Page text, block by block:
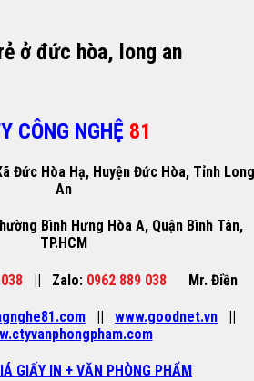
ở đức hòa, long an
CÔNG NGHỆ 81
Đức Hòa Hạ, Huyện Đức Hòa, Tỉnh Long
An
Bình Hưng Hòa A, Quận Bình Tân,
TP.HCM
|| Zalo: 0962 889 038 Mr. Điền
|| www.goodnet.vn ||
GIẤY IN + VĂN PHÒNG PHẨM